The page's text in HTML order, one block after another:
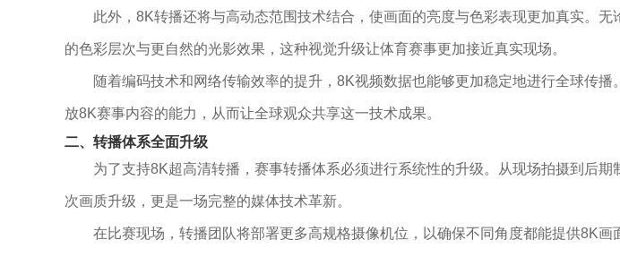
此外，8K转播还将与高动态范围技术结合，使画面的亮度与色彩表现更加真实。
的色彩层次与更自然的光影效果，这种视觉升级让体育赛事更加接近真实现场。
随着编码技术和网络传输效率的提升，8K视频数据也能够更加稳定地进行全球传
放8K赛事内容的能力，从而让全球观众共享这一技术成果。
二、转播体系全面升级
为了支持8K超高清转播，赛事转播体系必须进行系统性的升级。从现场拍摄到后
次画质升级，更是一场完整的媒体技术革新。
在比赛现场，转播团队将部署更多高规格摄像机位，以确保不同角度都能提供8K